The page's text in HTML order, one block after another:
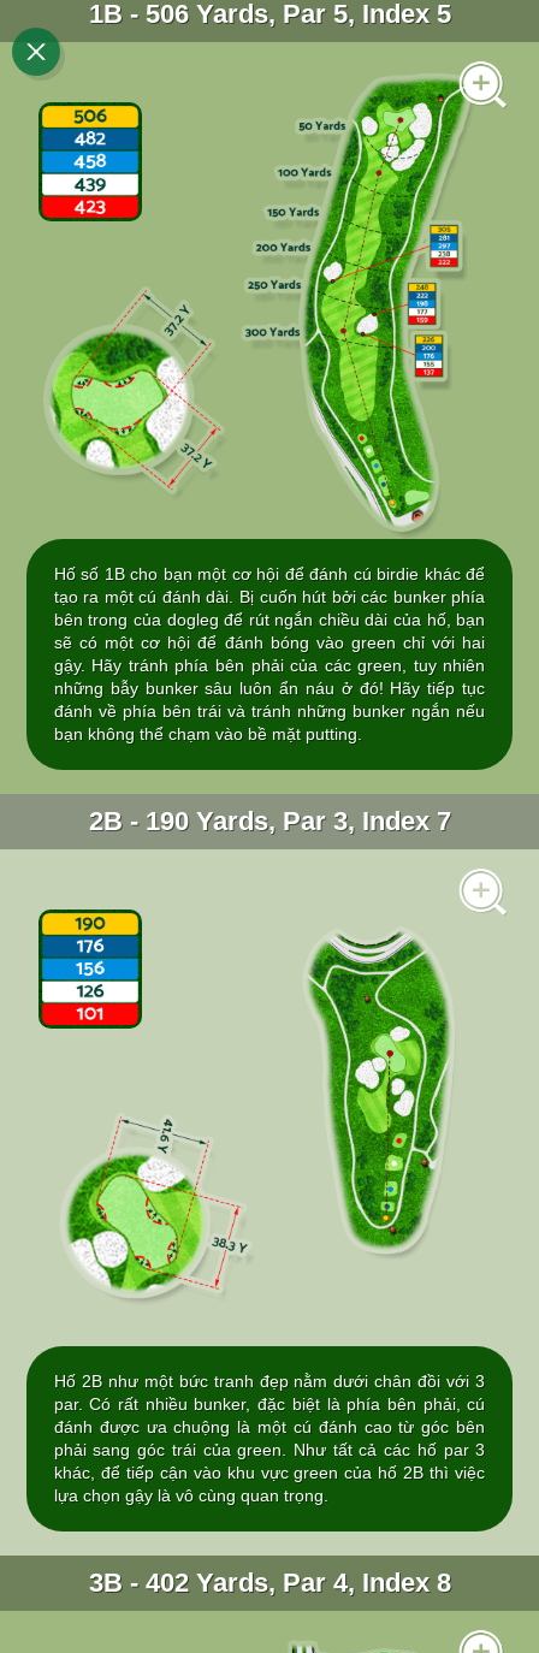
1B - 506 Yards, Par 5, Index 5
Hố số 1B cho bạn một cơ hội để đánh cú birdie khác để
tạo ra một cú đánh dài. Bị cuốn hút bởi các bunker phía
bên trong của dogleg để rút ngắn chiều dài của hố, bạn
sẽ có một cơ hội để đánh bóng vào green chỉ với hai
gậy. Hãy tránh phía bên phải của các green, tuy nhiên
những bẫy bunker sâu luôn ẩn náu ở đó! Hãy tiếp tục
đánh về phía bên trái và tránh những bunker ngắn nếu
bạn không thể chạm vào bề mặt putting.
2B - 190 Yards, Par 3, Index 7
Hố 2B như một bức tranh đẹp nằm dưới chân đồi với 3
par. Có rất nhiều bunker, đặc biệt là phía bên phải, cú
đánh được ưa chuộng là một cú đánh cao từ góc bên
phải sang góc trái của green. Như tất cả các hố par 3
khác, để tiếp cận vào khu vực green của hố 2B thì việc
lựa chọn gậy là vô cùng quan trọng.
3B - 402 Yards, Par 4, Index 8